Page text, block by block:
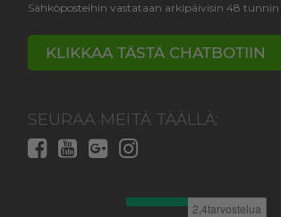
Sähköposteihin vastataan arkipäivisin 48 tunnin
KLIKKAA TÄSTÄ CHATBOTIIN
SEURAA MEITÄ TÄÄLLÄ: